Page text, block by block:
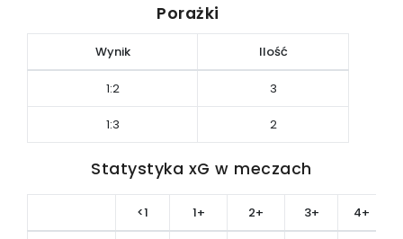
Porażki
Wynik Ilość
1:2 3
1:3 2
Statystyka xG w meczach
<1 1+ 2+ 3+ 4+